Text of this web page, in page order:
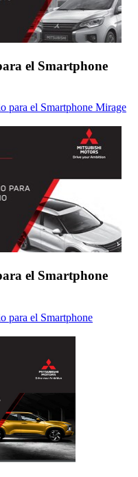
el Smartphone
para el Smartphone Mirage
el Smartphone
para el Smartphone